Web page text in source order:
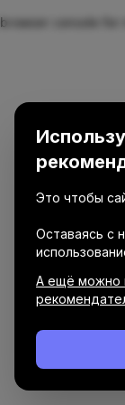
browser console for
Это чтобы
Оставаясь с
А ещё можно